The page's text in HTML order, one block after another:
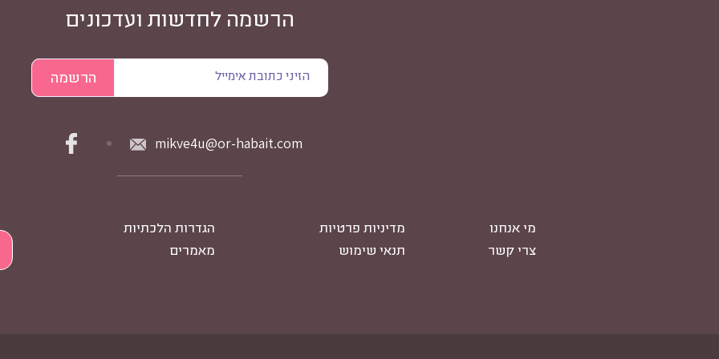
הרשמה לחדשות ועדכונים
mikve4u@or-habait.com
מי אנחנו
צרי קשר
מדיניות פרטיות
תנאי שימוש
הגדרות הלכתיות
מאמרים